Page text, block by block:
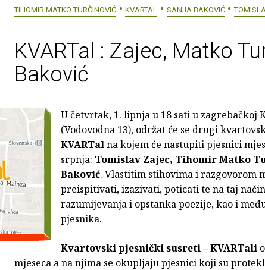
TIHOMIR MATKO TURČINOVIĆ
KVARTAL SANJA BAKOVIĆ
KVARTal : Zajec, Matko
Baković
U četvrtak, 1. lipnja u 18 sati u zagrebačkoj
(Vodovodna 13), održat će se drugi
KVARTalna kojem će nastupiti pjesnici
srpnja: Tomislav Zajec, Tihomir Matko
Baković. Vlastitim stihovima i razgovorom
preispitivati, izazivati, poticati te na taj
razumijevanja i opstanka poezije, kao i
pjesnika.
Kvartovski pjesnički susreti – KVARTali
mjeseca a na njima se okupljaju pjesnici koji su